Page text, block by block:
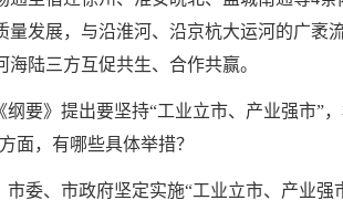
发展，与沿淮河、沿京杭大运河的广袤
陆三方互促共生、合作共赢。
要》提出要坚持“工业立市、产业强市”
面，有哪些具体举措？
委、市政府坚定实施“工业立市、产业